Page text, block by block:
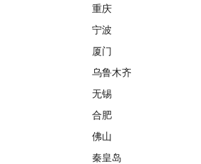
重庆
宁波
厦门
乌鲁木齐
无锡
合肥
佛山
秦皇岛